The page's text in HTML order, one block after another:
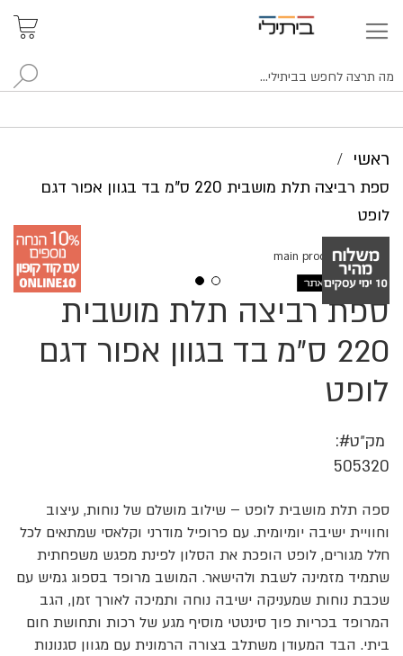
ראשי
ספת רביצה תלת מושבית 220 ס"מ בד בגוון אפור דגם
לופט
ספת רביצה תלת מושבית
220 ס"מ בד בגוון אפור דגם
לופט
מק״ט
505320
ספה תלת מושבית לופט – שילוב מושלם של נוחות, עיצוב
וחוויית ישיבה יומיומית. עם פרופיל מודרני וקלאסי שמתאים לכל
חלל מגורים, לופט הופכת את הסלון לפינת מפגש משפחתית
שתמיד מזמינה לשבת ולהישאר. המושב מרופד בספוג גמיש עם
שכבת נוחות שמעניקה ישיבה נוחה ותמיכה לאורך זמן, הגב
המרופד בכריות פוך סינטטי מוסיף מגע של רכות ותחושת חום
ביתי. הבד המעודן משתלב בצורה הרמונית עם מגוון סגנונות
לדלג
לסוף
של
גלריית
להתחלה
גלריית